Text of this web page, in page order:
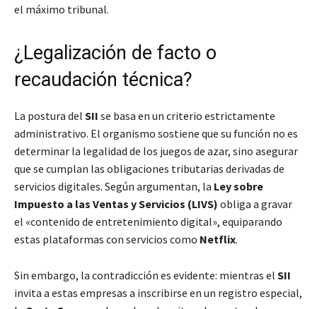
el máximo tribunal.
¿Legalización de facto o
recaudación técnica?
La postura del SII se basa en un criterio estrictamente
administrativo. El organismo sostiene que su función no es
determinar la legalidad de los juegos de azar, sino asegurar
que se cumplan las obligaciones tributarias derivadas de
servicios digitales. Según argumentan, la Ley sobre
Impuesto a las Ventas y Servicios (LIVS) obliga a gravar
el «contenido de entretenimiento digital», equiparando
estas plataformas con servicios como Netflix.
Sin embargo, la contradicción es evidente: mientras el SII
invita a estas empresas a inscribirse en un registro especial,